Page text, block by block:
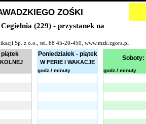
ZOŚKI
(229) - przystanek na
Sp. z o.o., tel. 68 45-20-450, www.mzk.zgora.pl
piątek Poniedziałek - piątek
W FERIE I WAKACJE
Soboty:
godz./ minuty godz./ minuty